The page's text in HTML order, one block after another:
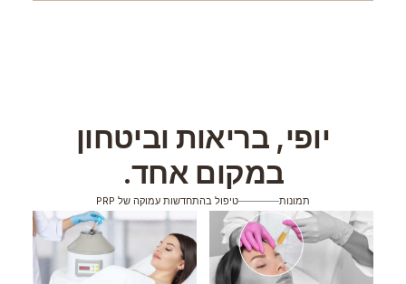
יופי, בריאות וביטחון
במקום אחד.
תמונות טיפול בהתחדשות עמוקה של PRP